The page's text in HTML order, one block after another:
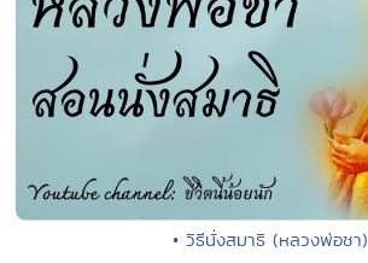
• วิธีนั่งสมาธิ (หลวงพ่อชา)